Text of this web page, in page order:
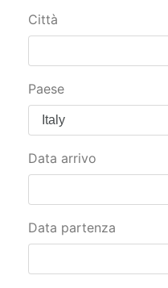
Città
Paese
Data arrivo
Data partenza